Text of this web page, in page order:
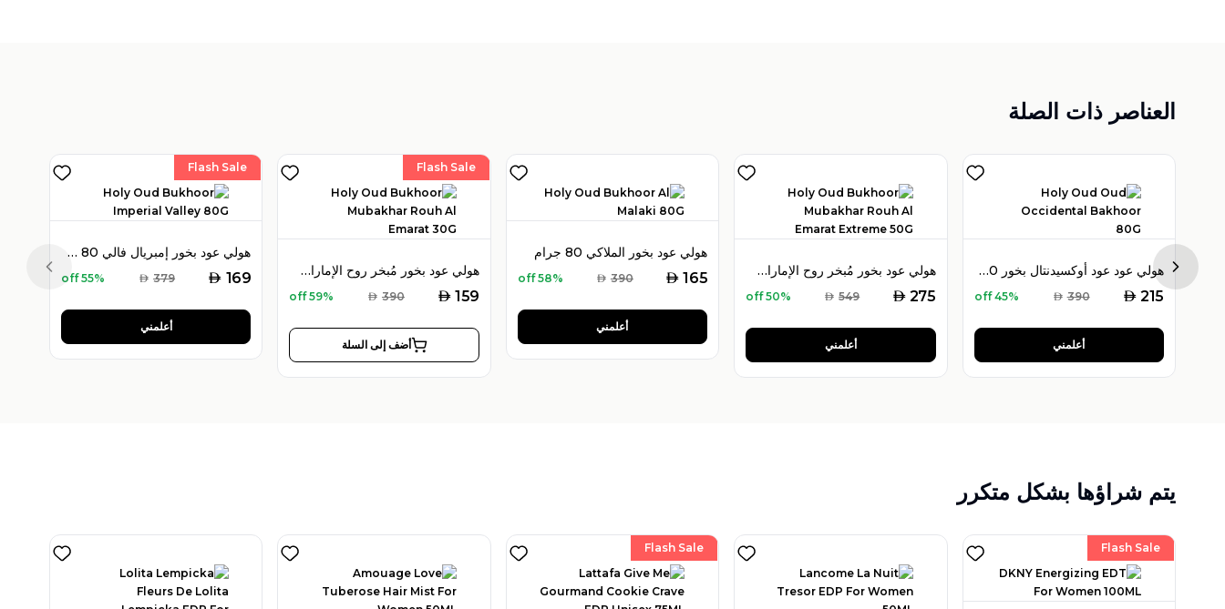
العناصر ذات الصلة
Flash Sale
هولي عود بخور إمبريال فالي 80 جرام
AED 169
AED 379
55% off
أعلمني
Flash Sale
هولي عود بخور مُبخر روح الإمارات 30 جرام
AED 159
AED 390
59% off
أضف إلى السلة
هولي عود بخور الملاكي 80 جرام
AED 165
AED 390
58% off
أعلمني
هولي عود بخور مُبخر روح الإمارات إكستريم 50 جرام
AED 275
AED 549
50% off
أعلمني
هولي عود عود أوكسيدنتال بخور 80 جرام
AED 215
AED 390
45% off
أعلمني
Previous slide Next
يتم شراؤها بشكل متكرر
Flash Sale Flash Sale